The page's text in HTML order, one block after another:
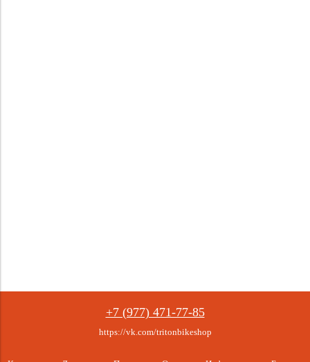
+7 (977) 471-77-85
https://vk.com/tritonbikeshop